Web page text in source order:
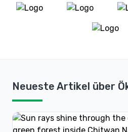
Neueste Artikel über